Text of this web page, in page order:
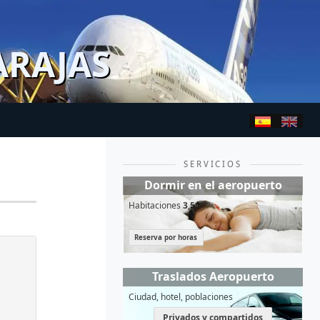
SERVICIOS
Dormir en el aeropuerto
Habitaciones3,5*
Reserva por horas
Traslados Aeropuerto
Ciudad, hotel, poblaciones